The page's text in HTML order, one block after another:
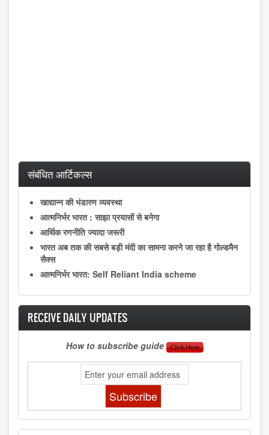
संबंधित आर्टिकल्स
खाद्यान्न की भंडारण व्यवस्था
आत्मनिर्भर भारत : साझा प्रयासों से बनेगा
आर्थिक रणनीति ज्यादा जरूरी
भारत अब तक की सबसे बड़ी मंदी का सामना करने जा रहा है गोल्डमैन
सैक्स
आत्मनिर्भर भारत: Self Reliant India scheme
RECEIVE DAILY UPDATES
How to subscribe guide